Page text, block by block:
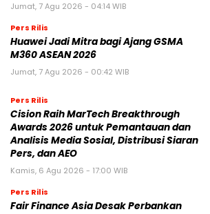
Jumat, 7 Agu 2026 - 04:14 WIB
Pers Rilis
Huawei Jadi Mitra bagi Ajang GSMA
M360 ASEAN 2026
Jumat, 7 Agu 2026 - 00:42 WIB
Pers Rilis
Cision Raih MarTech Breakthrough
Awards 2026 untuk Pemantauan dan
Analisis Media Sosial, Distribusi Siaran
Pers, dan AEO
Kamis, 6 Agu 2026 - 17:00 WIB
Pers Rilis
Fair Finance Asia Desak Perbankan